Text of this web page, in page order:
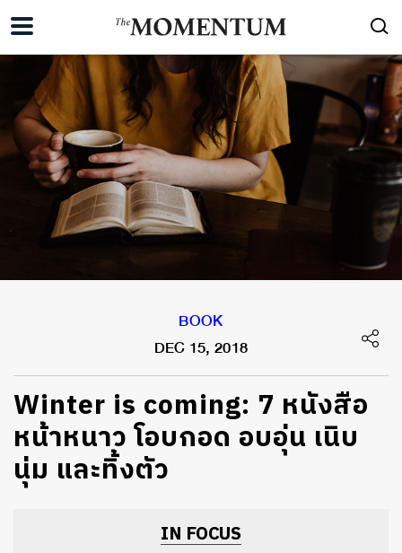
BOOK
DEC 15, 2018
Winter is coming: 7 หนังสือ
หน้าหนาว โอบกอด อบอุ่น เนิบ
นุ่ม และทิ้งตัว
IN FOCUS